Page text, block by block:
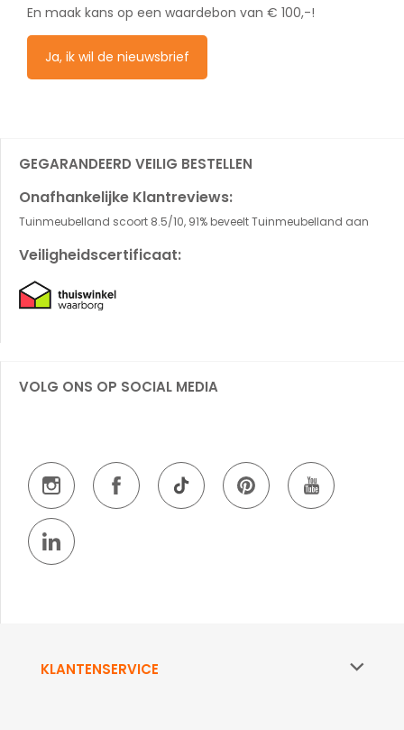
En maak kans op een waardebon van € 100,-!
Ja, ik wil de nieuwsbrief
GEGARANDEERD VEILIG BESTELLEN
Onafhankelijke Klantreviews:
Tuinmeubelland scoort 8.5/10, 91% beveelt Tuinmeubelland aan
Veiligheidscertificaat:
VOLG ONS OP SOCIAL MEDIA
KLANTENSERVICE